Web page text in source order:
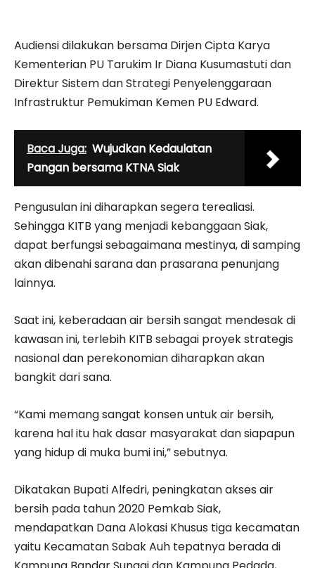
Audiensi dilakukan bersama Dirjen Cipta Karya
Kementerian PU Tarukim Ir Diana Kusumastuti dan
Direktur Sistem dan Strategi Penyelenggaraan
Infrastruktur Pemukiman Kemen PU Edward.
Baca Juga: Wujudkan Kedaulatan
Pangan bersama KTNA Siak
Pengusulan ini diharapkan segera terealiasi.
Sehingga KITB yang menjadi kebanggaan Siak,
dapat berfungsi sebagaimana mestinya, di samping
akan dibenahi sarana dan prasarana penunjang
lainnya.
Saat ini, keberadaan air bersih sangat mendesak di
kawasan ini, terlebih KITB sebagai proyek strategis
nasional dan perekonomian diharapkan akan
bangkit dari sana.
“Kami memang sangat konsen untuk air bersih,
karena hal itu hak dasar masyarakat dan siapapun
yang hidup di muka bumi ini,” sebutnya.
Dikatakan Bupati Alfedri, peningkatan akses air
bersih pada tahun 2020 Pemkab Siak,
mendapatkan Dana Alokasi Khusus tiga kecamatan
yaitu Kecamatan Sabak Auh tepatnya berada di